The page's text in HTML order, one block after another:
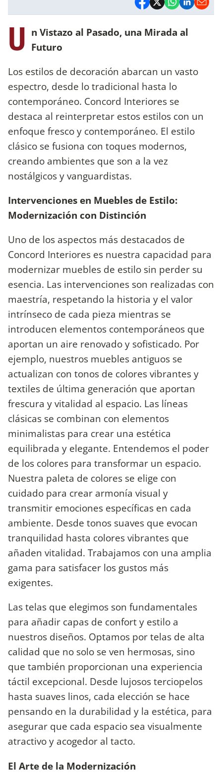
U n Vistazo al Pasado, una Mirada al
Futuro
Los estilos de decoración abarcan un vasto
espectro, desde lo tradicional hasta lo
contemporáneo. Concord Interiores se
destaca al reinterpretar estos estilos con un
enfoque fresco y contemporáneo. El estilo
clásico se fusiona con toques modernos,
creando ambientes que son a la vez
nostálgicos y vanguardistas.
Intervenciones en Muebles de Estilo:
Modernización con Distinción
Uno de los aspectos más destacados de
Concord Interiores es nuestra capacidad para
modernizar muebles de estilo sin perder su
esencia. Las intervenciones son realizadas con
maestría, respetando la historia y el valor
intrínseco de cada pieza mientras se
introducen elementos contemporáneos que
aportan un aire renovado y sofisticado. Por
ejemplo, nuestros muebles antiguos se
actualizan con tonos de colores vibrantes y
textiles de última generación que aportan
frescura y vitalidad al espacio. Las líneas
clásicas se combinan con elementos
minimalistas para crear una estética
equilibrada y elegante. Entendemos el poder
de los colores para transformar un espacio.
Nuestra paleta de colores se elige con
cuidado para crear armonía visual y
transmitir emociones específicas en cada
ambiente. Desde tonos suaves que evocan
tranquilidad hasta colores vibrantes que
añaden vitalidad. Trabajamos con una amplia
gama para satisfacer los gustos más
exigentes.
Las telas que elegimos son fundamentales
para añadir capas de confort y estilo a
nuestros diseños. Optamos por telas de alta
calidad que no solo se ven hermosas, sino
que también proporcionan una experiencia
táctil excepcional. Desde lujosos terciopelos
hasta suaves linos, cada elección se hace
pensando en la durabilidad y la estética, para
asegurar que cada espacio sea visualmente
atractivo y acogedor al tacto.
El Arte de la Modernización